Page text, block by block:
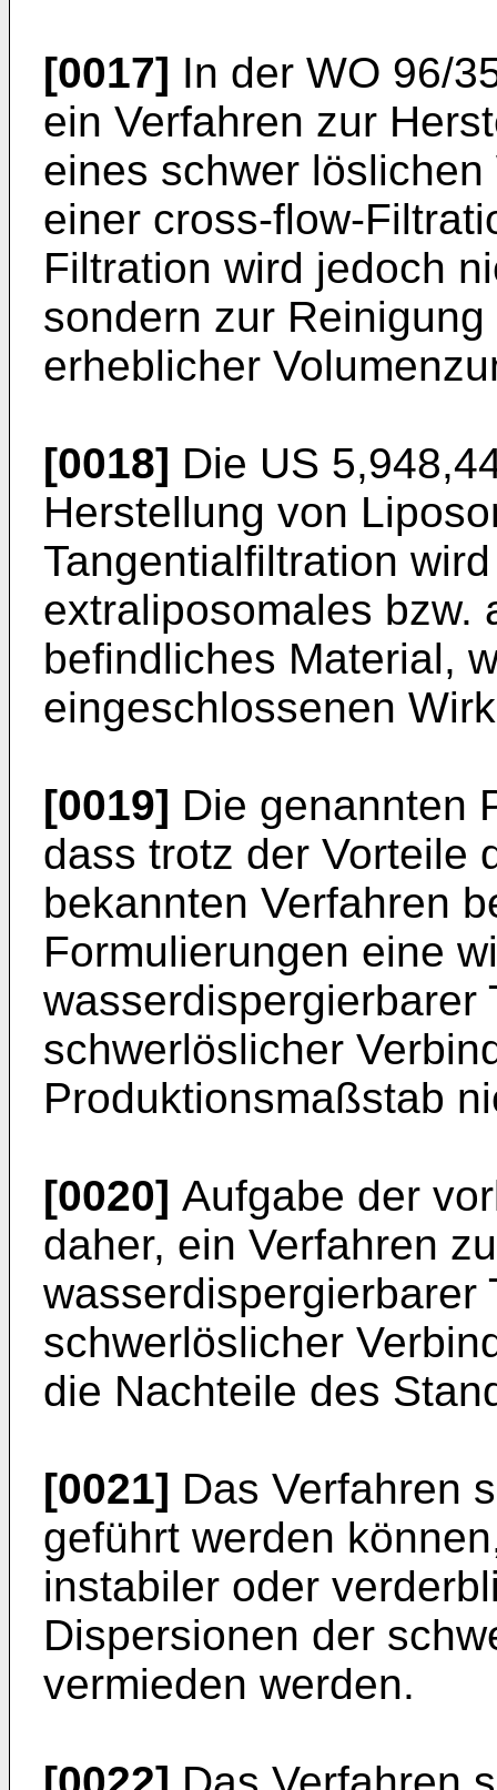
[0017] In der WO 96/
ein Verfahren zur
eines schwer
einer cross-flow-
Filtration wird jedoch
sondern zur
erheblicher
[0018] Die US
Herstellung von
Tangentialfiltration
extraliposomales bzw.
befindliches Material,
eingeschlossenen
[0019] Die genannten
dass trotz der Vorteile
bekannten Verfahren
Formulierungen eine
wasserdispergierbarer
schwerlöslicher
Produktionsmaßstab
[0020] Aufgabe der
daher, ein Verfahren
wasserdispergierbarer
schwerlöslicher
die Nachteile des
[0021] Das Verfahren
geführt werden
instabiler oder
Dispersionen der
vermieden werden.